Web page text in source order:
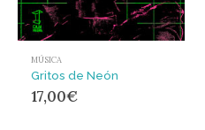
MÚSICA
Gritos de Neón
17,00€